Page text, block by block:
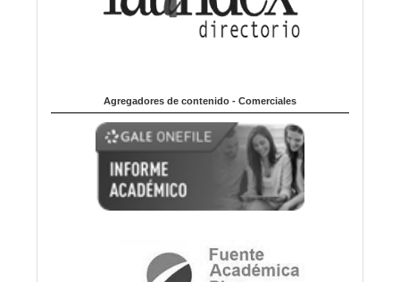
Agregadores de contenido - Comerciales